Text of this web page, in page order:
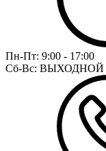
Пн-Пт: 9:00 - 17:00
Сб-Вс: ВЫХОДНОЙ